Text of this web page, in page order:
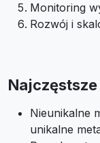
Monitoring
Rozwój i
Nieunikalne
unikalne